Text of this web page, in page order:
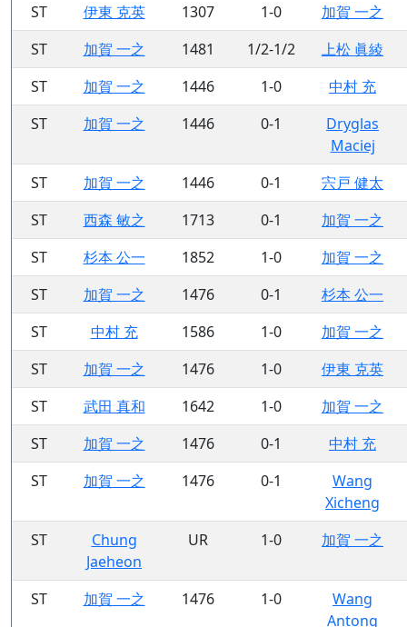
ST
伊東 克英 1307 1-0
加賀 一之
ST
加賀 一之 1481 1/2-1/2
上松 眞綾
ST
加賀 一之 1446 1-0
中村 充
ST
加賀 一之 1446 0-1
Dryglas
Maciej
ST
加賀 一之 1446 0-1
宍戸 健太
ST
西森 敏之 1713 0-1
加賀 一之
ST
杉本 公一 1852 1-0
加賀 一之
ST
加賀 一之 1476 0-1
杉本 公一
ST
中村 充 1586 1-0
加賀 一之
ST
加賀 一之 1476 1-0
伊東 克英
ST
武田 真和 1642 1-0
加賀 一之
ST
加賀 一之 1476 0-1
中村 充
ST
加賀 一之 1476 0-1
Wang
Xicheng
ST
Chung
Jaeheon
UR 1-0 加賀 一之
ST 加賀 一之 1476 1-0
Wang
Antong